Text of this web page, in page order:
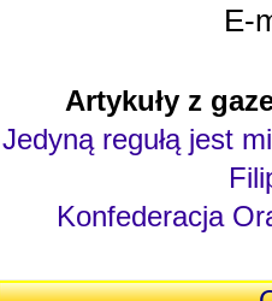
E-
Artykuły z
Jedyną regułą jest
Konfederacja